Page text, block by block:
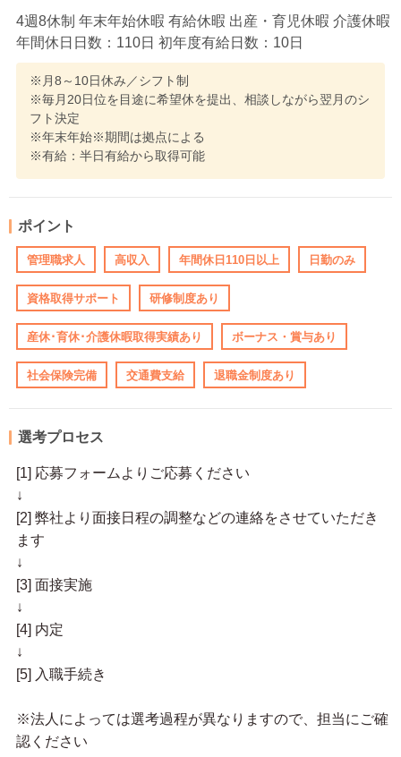
4週8休制 年末年始休暇 有給休暇 出産・育児休暇 介護休暇
年間休日日数：110日 初年度有給日数：10日
※月8～10日休み／シフト制
※毎月20日位を目途に希望休を提出、相談しながら翌月のシ
フト決定
※年末年始※期間は拠点による
※有給：半日有給から取得可能
ポイント
管理職求人 高収入 年間休日110日以上 日勤のみ
資格取得サポート 研修制度あり
産休･育休･介護休暇取得実績あり ボーナス・賞与あり
社会保険完備 交通費支給 退職金制度あり
選考プロセス
[1] 応募フォームよりご応募ください
↓
[2] 弊社より面接日程の調整などの連絡をさせていただき
ます
↓
[3] 面接実施
↓
[4] 内定
↓
[5] 入職手続き
※法人によっては選考過程が異なりますので、担当にご確
認ください